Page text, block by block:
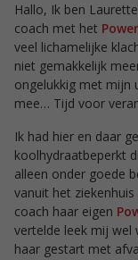
Hallo, Ik ben
coach met het
veel lichamelijke
niet gemakkelijk
ongelukkig met mijn
mee… Tijd voor
Ik had hier en daar
koolhydraatbeperkt
alleen onder goede
vanuit het
coach haar eigen
vertelde leek mij wel
haar gestart met